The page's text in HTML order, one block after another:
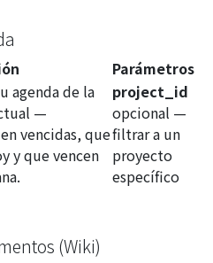
Parámetros
agenda de la
—
vencidas, que
y que vencen
project_id
opcional —
filtrar a un
proyecto
específico
(Wiki)